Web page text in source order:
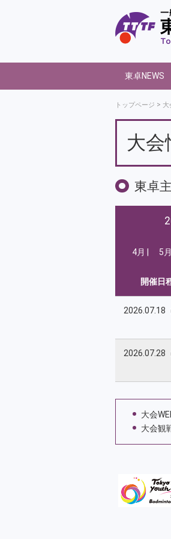
東卓NEWS
トップページ 大
大会
東卓
4月 5月
開催日
2026.07.18
2026.07.28
大会
大会観